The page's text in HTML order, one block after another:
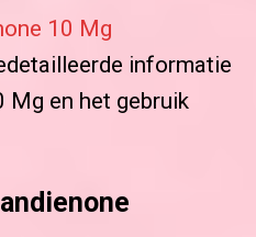
10 Mg
informatie
Mg en het gebruik